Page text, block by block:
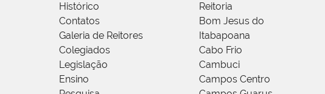
Histórico
Contatos
Galeria de Reitores
Colegiados
Legislação
Ensino
Reitoria
Bom Jesus do
Itabapoana
Cabo Frio
Cambuci
Campos Centro